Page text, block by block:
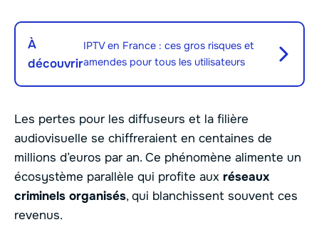
À
découvrir
IPTV en France : ces gros risques et
amendes pour tous les utilisateurs
Les pertes pour les diffuseurs et la filière
audiovisuelle se chiffreraient en centaines de
millions d’euros par an. Ce phénomène alimente un
écosystème parallèle qui profite aux réseaux
criminels organisés, qui blanchissent souvent ces
revenus.